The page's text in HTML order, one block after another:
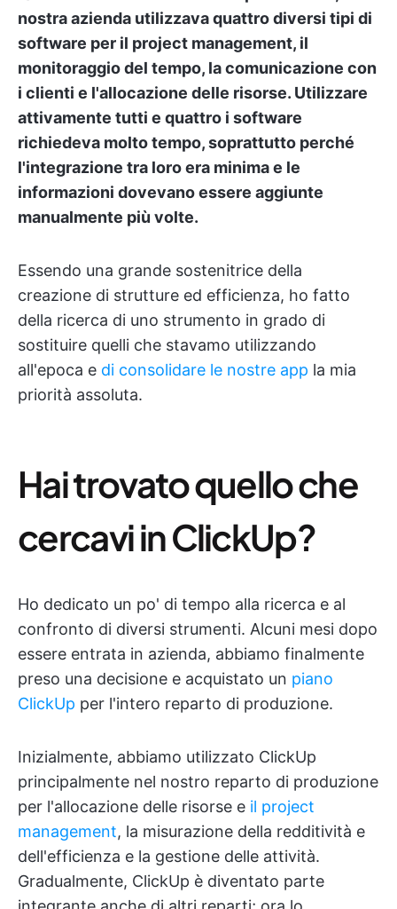
nostra azienda utilizzava quattro diversi tipi di
software per il project management, il
monitoraggio del tempo, la comunicazione con
i clienti e l'allocazione delle risorse. Utilizzare
attivamente tutti e quattro i software
richiedeva molto tempo, soprattutto perché
l'integrazione tra loro era minima e le
informazioni dovevano essere aggiunte
manualmente più volte.
Essendo una grande sostenitrice della
creazione di strutture ed efficienza, ho fatto
della ricerca di uno strumento in grado di
sostituire quelli che stavamo utilizzando
all'epoca e di consolidare le nostre app la mia
priorità assoluta.
Hai trovato quello che
cercavi in ClickUp?
Ho dedicato un po' di tempo alla ricerca e al
confronto di diversi strumenti. Alcuni mesi dopo
essere entrata in azienda, abbiamo finalmente
preso una decisione e acquistato un piano
ClickUp per l'intero reparto di produzione.
Inizialmente, abbiamo utilizzato ClickUp
principalmente nel nostro reparto di produzione
per l'allocazione delle risorse e il project
management, la misurazione della redditività e
dell'efficienza e la gestione delle attività.
Gradualmente, ClickUp è diventato parte